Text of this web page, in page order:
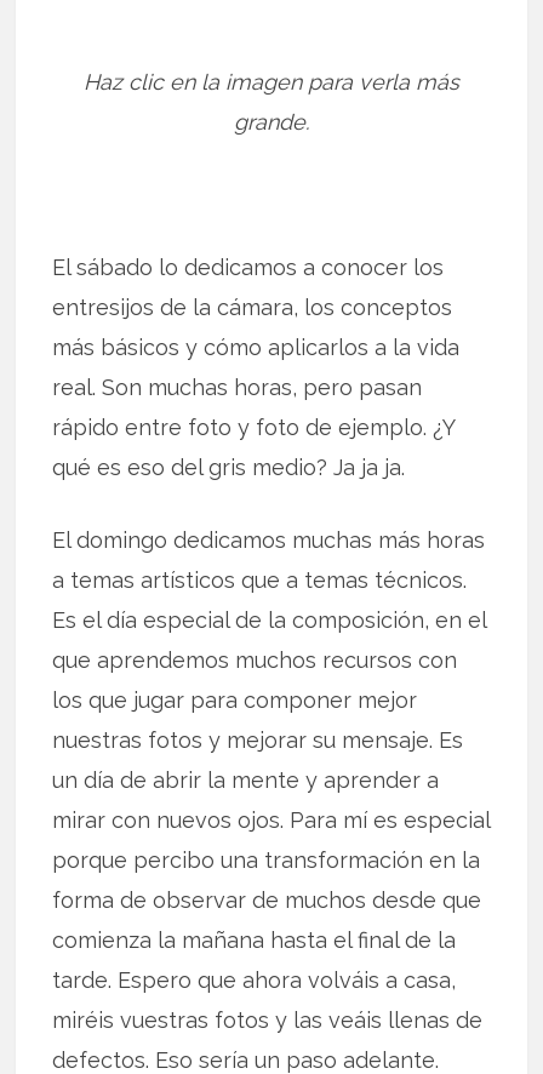
Haz clic en la imagen para verla más
grande.
El sábado lo dedicamos a conocer los
entresijos de la cámara, los conceptos
más básicos y cómo aplicarlos a la vida
real. Son muchas horas, pero pasan
rápido entre foto y foto de ejemplo. ¿Y
qué es eso del gris medio? Ja ja ja.
El domingo dedicamos muchas más horas
a temas artísticos que a temas técnicos.
Es el día especial de la composición, en el
que aprendemos muchos recursos con
los que jugar para componer mejor
nuestras fotos y mejorar su mensaje. Es
un día de abrir la mente y aprender a
mirar con nuevos ojos. Para mí es especial
porque percibo una transformación en la
forma de observar de muchos desde que
comienza la mañana hasta el final de la
tarde. Espero que ahora volváis a casa,
miréis vuestras fotos y las veáis llenas de
defectos. Eso sería un paso adelante.